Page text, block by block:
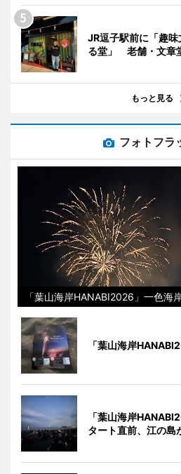
JR逗子駅前に「趣
る堂」 老舗・文章
もっと見る
フォトフラ
「葉山海岸HANABI2026」一色海
「葉山海岸
「葉山海岸
タート直前、江の島